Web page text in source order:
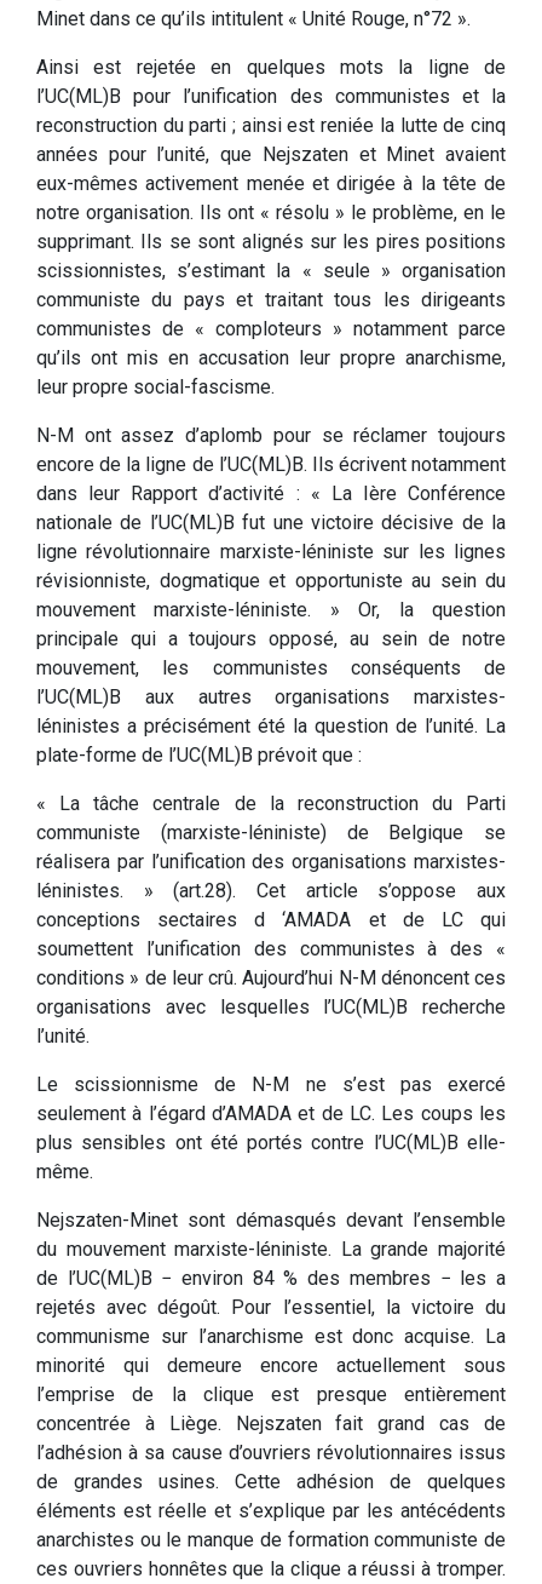
Minet dans ce qu’ils intitulent « Unité Rouge, n°72 ».
Ainsi est rejetée en quelques mots la ligne de
l’UC(ML)B pour l’unification des communistes et la
reconstruction du parti ; ainsi est reniée la lutte de cinq
années pour l’unité, que Nejszaten et Minet avaient
eux-mêmes activement menée et dirigée à la tête de
notre organisation. Ils ont « résolu » le problème, en le
supprimant. Ils se sont alignés sur les pires positions
scissionnistes, s’estimant la « seule » organisation
communiste du pays et traitant tous les dirigeants
communistes de « comploteurs » notamment parce
qu’ils ont mis en accusation leur propre anarchisme,
leur propre social-fascisme.
N-M ont assez d’aplomb pour se réclamer toujours
encore de la ligne de l’UC(ML)B. Ils écrivent notamment
dans leur Rapport d’activité : « La Ière Conférence
nationale de l’UC(ML)B fut une victoire décisive de la
ligne révolutionnaire marxiste-léniniste sur les lignes
révisionniste, dogmatique et opportuniste au sein du
mouvement marxiste-léniniste. » Or, la question
principale qui a toujours opposé, au sein de notre
mouvement, les communistes conséquents de
l’UC(ML)B aux autres organisations marxistes-
léninistes a précisément été la question de l’unité. La
plate-forme de l’UC(ML)B prévoit que :
« La tâche centrale de la reconstruction du Parti
communiste (marxiste-léniniste) de Belgique se
réalisera par l’unification des organisations marxistes-
léninistes. » (art.28). Cet article s’oppose aux
conceptions sectaires d ‘AMADA et de LC qui
soumettent l’unification des communistes à des «
conditions » de leur crû. Aujourd’hui N-M dénoncent ces
organisations avec lesquelles l’UC(ML)B recherche
l’unité.
Le scissionnisme de N-M ne s’est pas exercé
seulement à l’égard d’AMADA et de LC. Les coups les
plus sensibles ont été portés contre l’UC(ML)B elle-
même.
Nejszaten-Minet sont démasqués devant l’ensemble
du mouvement marxiste-léniniste. La grande majorité
de l’UC(ML)B − environ 84 % des membres − les a
rejetés avec dégoût. Pour l’essentiel, la victoire du
communisme sur l’anarchisme est donc acquise. La
minorité qui demeure encore actuellement sous
l’emprise de la clique est presque entièrement
concentrée à Liège. Nejszaten fait grand cas de
l’adhésion à sa cause d’ouvriers révolutionnaires issus
de grandes usines. Cette adhésion de quelques
éléments est réelle et s’explique par les antécédents
anarchistes ou le manque de formation communiste de
ces ouvriers honnêtes que la clique a réussi à tromper.